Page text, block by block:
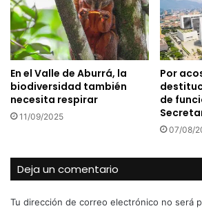
En el Valle de Aburrá, la
biodiversidad también
necesita respirar
11/09/2025
Por
de
07/08/
Deja un comentario
Tu dirección de correo electrónico no será